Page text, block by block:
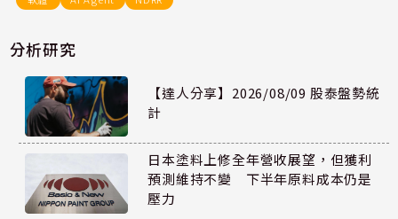
分析研究
【達人分享】2026/08/09 股泰盤勢統
計
日本塗料上修全年營收展望，但獲利
預測維持不變 下半年原料成本仍是
壓力